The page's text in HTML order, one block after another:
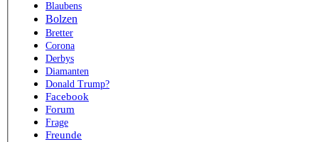
Blaubens
Bolzen
Bretter
Corona
Derbys
Diamanten
Donald Trump?
Facebook
Forum
Frage
Freunde